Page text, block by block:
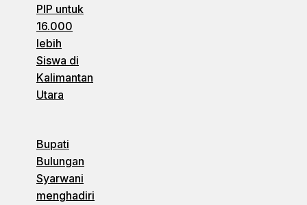
PIP untuk
16.000
lebih
Siswa di
Kalimantan
Utara
Bupati
Bulungan
Syarwani
menghadiri